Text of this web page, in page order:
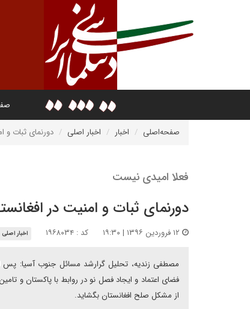
صفحه‌اصلی اخبار اخبار اصلی دورنمای ثبات و
فعلا امیدی نیست
دورنمای ثبات و امنیت در
کد : ۱۹۶۸۰۳۴ اخبار اصلی
فضای اعتماد و ایجاد فصل نو در روابط با پاکستان و
از مشکل صلح افغانستان بگشاید.